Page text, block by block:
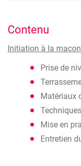
Contenu
Initiation à la
Prise de
Matériaux
Mise en
Entretien